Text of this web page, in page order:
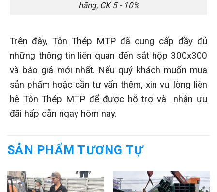
hãng, CK 5 - 10%
Trên đây, Tôn Thép MTP đã cung cấp đầy đủ
những thông tin liên quan đến sắt hộp 300x300
và báo giá mới nhất. Nếu quý khách muốn mua
sản phẩm hoặc cần tư vấn thêm, xin vui lòng liên
hệ Tôn Thép MTP để được hỗ trợ và nhận ưu
đãi hấp dẫn ngay hôm nay.
SẢN PHẨM TƯƠNG TỰ